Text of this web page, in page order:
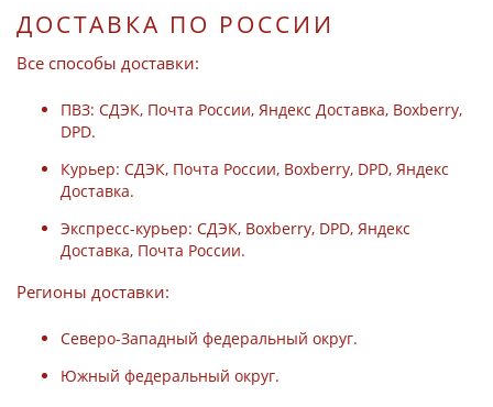
ДОСТАВКА ПО РОССИИ
Все способы доставки:
ПВЗ: СДЭК, Почта России, Яндекс Доставка, Boxberry,
DPD.
Курьер: СДЭК, Почта России, Boxberry, DPD, Яндекс
Доставка.
Экспресс-курьер: СДЭК, Boxberry, DPD, Яндекс
Доставка, Почта России.
Регионы доставки:
Северо-Западный федеральный округ.
Южный федеральный округ.